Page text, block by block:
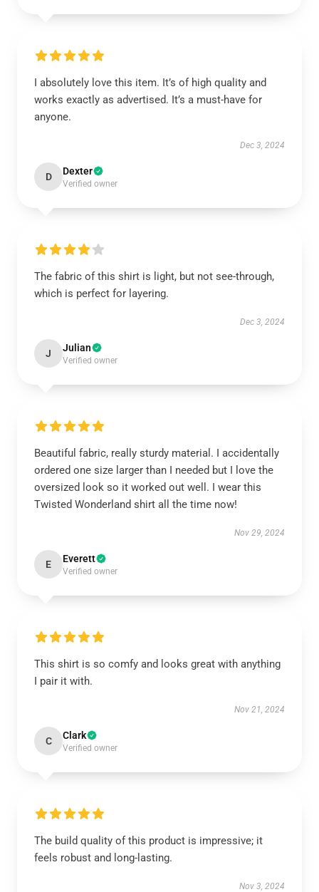
I absolutely love this item. It’s of high quality and
works exactly as advertised. It’s a must-have for
anyone.
Dec 3, 2024
D Dexter
Verified owner
The fabric of this shirt is light, but not see-through,
which is perfect for layering.
Dec 3, 2024
J Julian
Verified owner
Beautiful fabric, really sturdy material. I accidentally
ordered one size larger than I needed but I love the
oversized look so it worked out well. I wear this
Twisted Wonderland shirt all the time now!
Nov 29, 2024
E Everett
Verified owner
This shirt is so comfy and looks great with anything
I pair it with.
Nov 21, 2024
C Clark
Verified owner
The build quality of this product is impressive; it
feels robust and long-lasting.
Nov 3, 2024